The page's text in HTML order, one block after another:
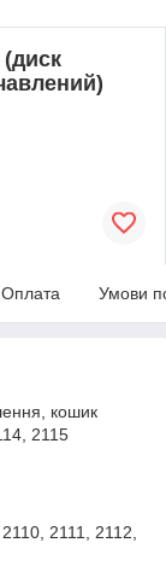
Оплата Умови
кошик
2115
2111, 2112,